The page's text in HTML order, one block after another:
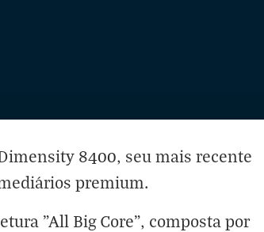
8400, seu mais recente
premium.
"All Big Core", composta por